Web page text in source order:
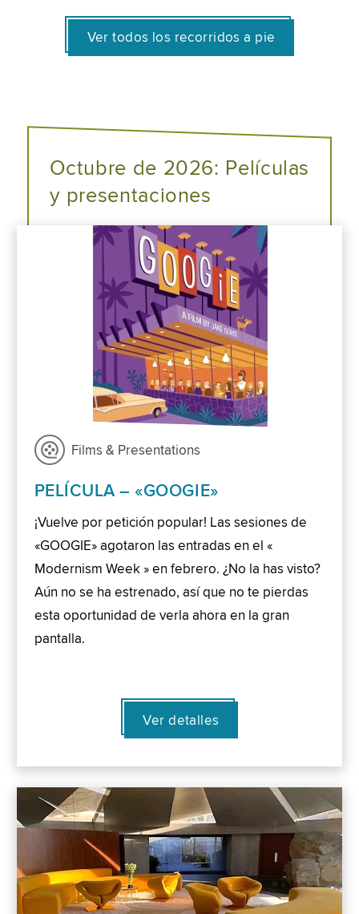
Ver todos los recorridos a pie
Octubre de 2026: Películas
y presentaciones
Films & Presentations
PELÍCULA – «GOOGIE»
¡Vuelve por petición popular! Las sesiones de
«GOOGIE» agotaron las entradas en el «
Modernism Week » en febrero. ¿No la has visto?
Aún no se ha estrenado, así que no te pierdas
esta oportunidad de verla ahora en la gran
pantalla.
Ver detalles